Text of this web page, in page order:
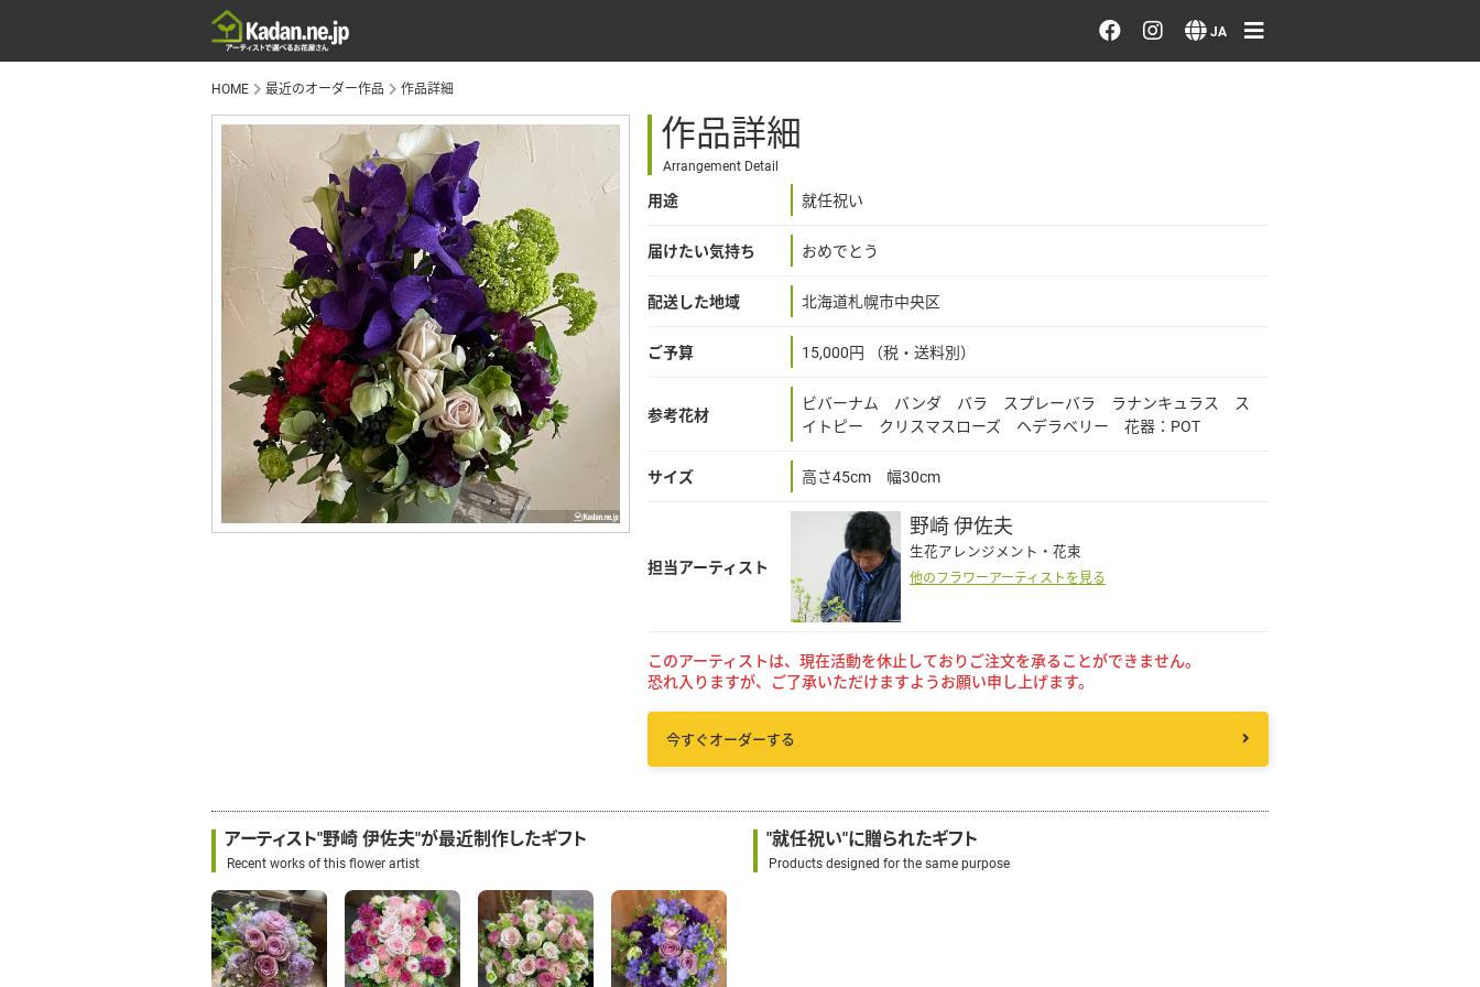
JA
お花を注文する・探す
ログイン
初めてのお客様
HOME 最近のオーダー作品 作品詳細
作品詳細
Arrangement Detail
用途 就任祝い
届けたい気持ち おめでとう
配送した地域 北海道札幌市中央区
ご予算 15,000円 （税・送料別）
参考花材
ビバーナム バンダ バラ スプレーバラ ラナンキュラス ス
イトピー クリスマスローズ ヘデラベリー 花器：POT
サイズ 高さ45cm 幅30cm
担当アーティスト
野崎 伊佐夫
生花アレンジメント・花束
他のフラワーアーティストを見る
このアーティストは、現在活動を休止しておりご注文を承ることができません。
恐れ入りますが、ご了承いただけますようお願い申し上げます。
今すぐオーダーする
アーティスト"野崎 伊佐夫"が最近制作したギフト
Recent works of this flower artist
"就任祝い"に贈られたギフト
Products designed for the same purpose